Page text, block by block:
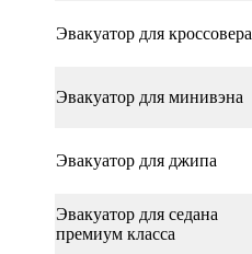
Эвакуатор для кроссовера
Эвакуатор для минивэна
Эвакуатор для джипа
Эвакуатор для седана
премиум класса